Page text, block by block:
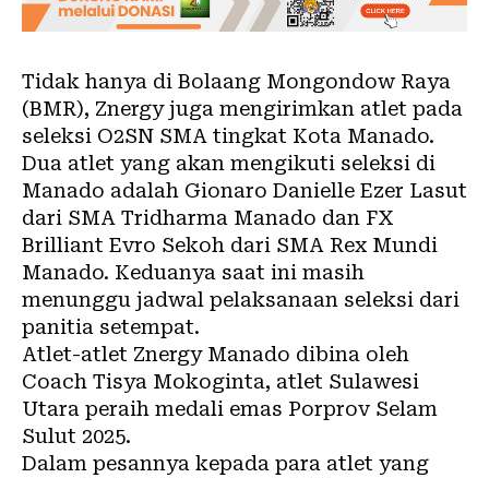
Tidak hanya di Bolaang Mongondow Raya
(BMR), Znergy juga mengirimkan atlet pada
seleksi O2SN SMA tingkat Kota Manado.
Dua atlet yang akan mengikuti seleksi di
Manado adalah Gionaro Danielle Ezer Lasut
dari SMA Tridharma Manado dan FX
Brilliant Evro Sekoh dari SMA Rex Mundi
Manado. Keduanya saat ini masih
menunggu jadwal pelaksanaan seleksi dari
panitia setempat.
Atlet-atlet Znergy Manado dibina oleh
Coach Tisya Mokoginta, atlet Sulawesi
Utara peraih medali emas Porprov Selam
Sulut 2025.
Dalam pesannya kepada para atlet yang